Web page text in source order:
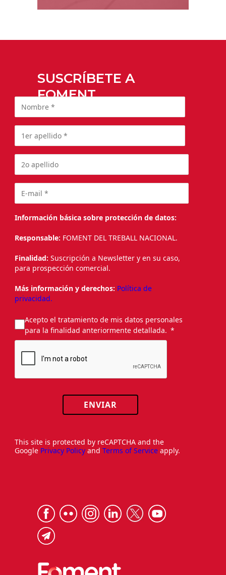
SUSCRÍBETE A
FOMENT
Información básica sobre protección de datos:
Responsable: FOMENT DEL TREBALL NACIONAL.
Finalidad: Suscripción a Newsletter y en su caso,
para prospección comercial.
Más información y derechos: Política de
privacidad.
Acepto el tratamiento de mis datos personales
para la finalidad anteriormente detallada.
ENVIAR
This site is protected by reCAPTCHA and the
Google Privacy Policy and Terms of Service apply.